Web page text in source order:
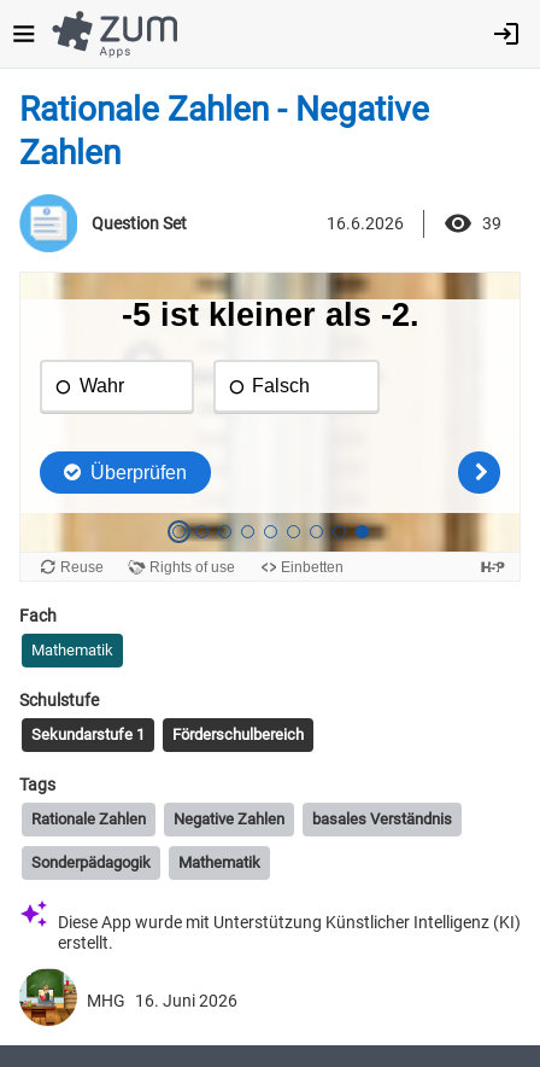
zum
Inhalt
Rationale Zahlen - Negative
Zahlen
Question Set 16.6.2026 39
Fach
Mathematik
Schulstufe
Sekundarstufe 1 Förderschulbereich
Tags
Rationale Zahlen Negative Zahlen basales Verständnis
Sonderpädagogik Mathematik
Diese App wurde mit Unterstützung Künstlicher Intelligenz (KI)
erstellt.
MHG 16. Juni 2026